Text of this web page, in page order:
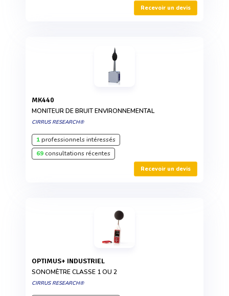
Recevoir un devis
MK440
MONITEUR DE BRUIT ENVIRONNEMENTAL
CIRRUS RESEARCH®
1professionnels intéressés
69consultations récentes
Recevoir un devis
OPTIMUS+ INDUSTRIEL
SONOMÈTRE CLASSE 1 OU 2
CIRRUS RESEARCH®